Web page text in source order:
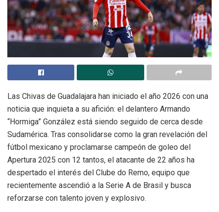
Las Chivas de Guadalajara han iniciado el año 2026 con una
noticia que inquieta a su afición: el delantero Armando
“Hormiga” González está siendo seguido de cerca desde
Sudamérica. Tras consolidarse como la gran revelación del
fútbol mexicano y proclamarse campeón de goleo del
Apertura 2025 con 12 tantos, el atacante de 22 años ha
despertado el interés del Clube do Remo, equipo que
recientemente ascendió a la Serie A de Brasil y busca
reforzarse con talento joven y explosivo.